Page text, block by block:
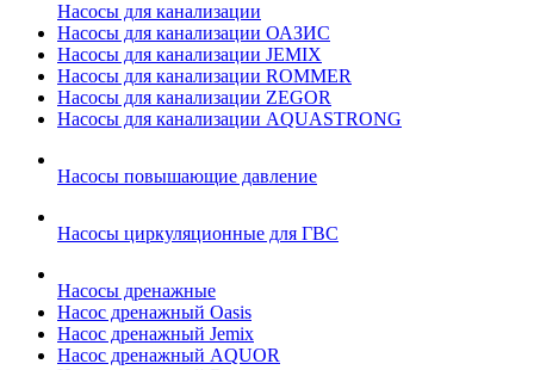
Насосы для канализации
Насосы для канализации ОАЗИС
Насосы для канализации JEMIX
Насосы для канализации ROMMER
Насосы для канализации ZEGOR
Насосы для канализации AQUASTRONG
Насосы повышающие давление
Насосы циркуляционные для ГВС
Насосы дренажные
Насос дренажный Oasis
Насос дренажный Jemix
Насос дренажный AQUOR